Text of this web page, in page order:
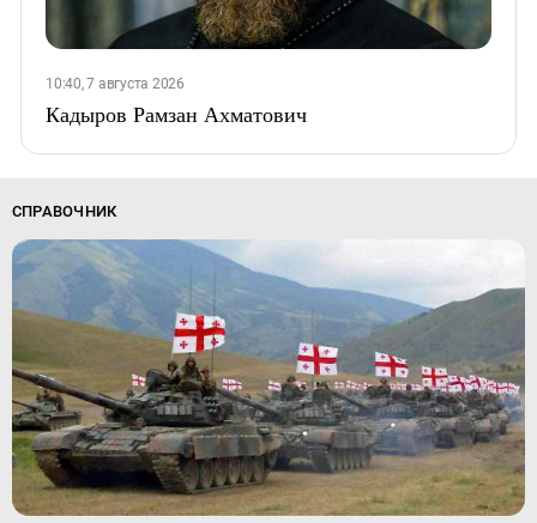
10:40, 7 августа 2026
Кадыров Рамзан Ахматович
СПРАВОЧНИК